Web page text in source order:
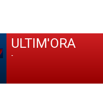
ULTIM'ORA
-